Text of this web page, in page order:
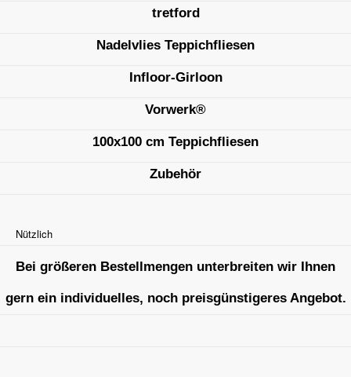
tretford
Nadelvlies Teppichfliesen
Infloor-Girloon
Vorwerk®
100x100 cm Teppichfliesen
Zubehör
Nützlich
Bei größeren Bestellmengen unterbreiten wir Ihnen
gern ein individuelles, noch preisgünstigeres Angebot.